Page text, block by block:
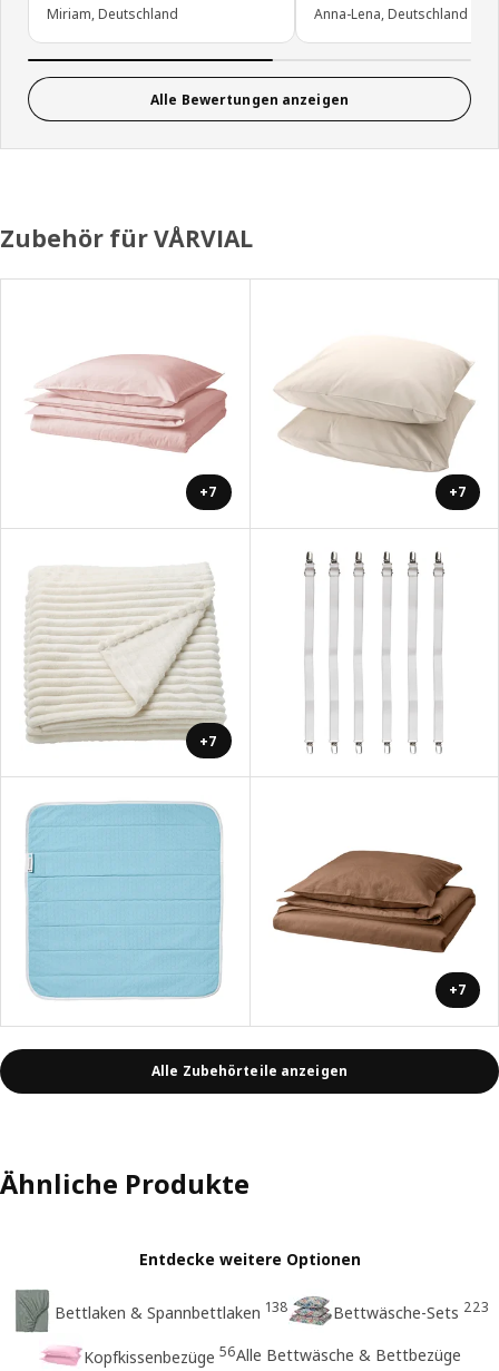
Miriam, Deutschland Anna-Lena, Deutschland
Alle Bewertungen anzeigen
Zubehör für VÅRVIAL
+7 +7
+7
+7
Alle Zubehörteile anzeigen
Ähnliche Produkte
Entdecke weitere Optionen
Bettlaken & Spannbettlaken 138 Bettwäsche-Sets 223
Kopfkissenbezüge 56Alle Bettwäsche & Bettbezüge